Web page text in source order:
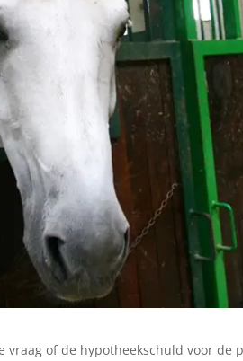
of de hypotheekschuld voor de